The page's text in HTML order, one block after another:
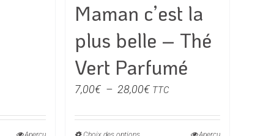
Maman c’est la
plus belle – Thé
Vert Parfumé
7,00€ – 28,00€Plage
prix :
TTC